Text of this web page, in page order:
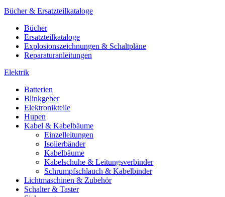
Bücher & Ersatzteilkataloge
Bücher
Ersatzteilkataloge
Explosionszeichnungen & Schaltpläne
Reparaturanleitungen
Elektrik
Batterien
Blinkgeber
Elektronikteile
Hupen
Kabel & Kabelbäume
Einzelleitungen
Isolierbänder
Kabelbäume
Kabelschuhe & Leitungsverbinder
Schrumpfschlauch & Kabelbinder
Lichtmaschinen & Zubehör
Schalter & Taster